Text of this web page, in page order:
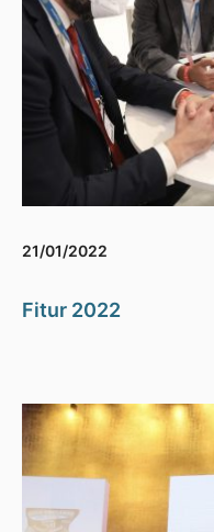
21/01/2022
Fitur 2022